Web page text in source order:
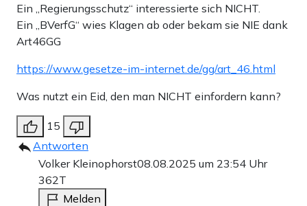
Ein „Regierungsschutz“ interessierte sich NICHT.
Ein „BVerfG“ wies Klagen ab oder bekam sie NIE dank
Art46GG
https://www.gesetze-im-internet.de/gg/art_46.html
Was nutzt ein Eid, den man NICHT einfordern kann?
15
Antworten
Volker Kleinophorst08.08.2025 um 23:54 Uhr
362T
Melden